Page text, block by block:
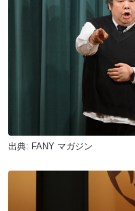
出典: FANY マガジン